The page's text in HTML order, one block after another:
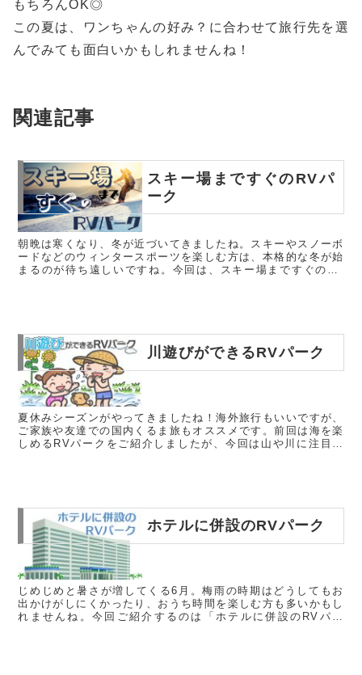
もちろんOK◎
この夏は、ワンちゃんの好み？に合わせて旅行先を選
んでみても面白いかもしれませんね！
関連記事
スキー場まですぐのRVパ
ーク
朝晩は寒くなり、冬が近づいてきましたね。スキーやスノーボ
ードなどのウィンタースポーツを楽しむ方は、本格的な冬が始
まるのが待ち遠しいですね。今回は、スキー場まですぐのRV
川遊びができるRVパーク
夏休みシーズンがやってきましたね！海外旅行もいいですが、
ご家族や友達での国内くるま旅もオススメです。前回は海を楽
しめるRVパークをご紹介しましたが、今回は山や川に注目し
ホテルに併設のRVパーク
じめじめと暑さが増してくる6月。梅雨の時期はどうしてもお
出かけがしにくかったり、おうち時間を楽しむ方も多いかもし
れませんね。今回ご紹介するのは「ホテルに併設のRVパー